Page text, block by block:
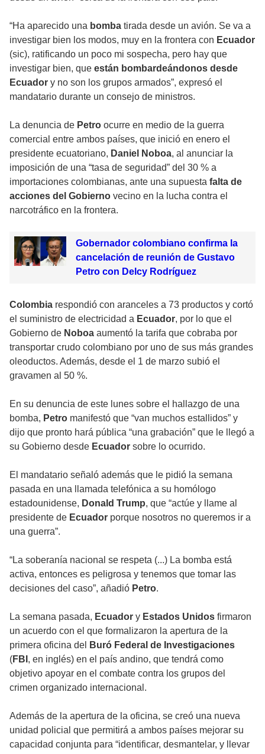
“Ha aparecido una bomba tirada desde un avión. Se va a
investigar bien los modos, muy en la frontera con Ecuador
(sic), ratificando un poco mi sospecha, pero hay que
investigar bien, que están bombardeándonos desde
Ecuador y no son los grupos armados”, expresó el
mandatario durante un consejo de ministros.
La denuncia de Petro ocurre en medio de la guerra
comercial entre ambos países, que inició en enero el
presidente ecuatoriano, Daniel Noboa, al anunciar la
imposición de una “tasa de seguridad” del 30 % a
importaciones colombianas, ante una supuesta falta de
acciones del Gobierno vecino en la lucha contra el
narcotráfico en la frontera.
Gobernador colombiano confirma la
cancelación de reunión de Gustavo
Petro con Delcy Rodríguez
Colombia respondió con aranceles a 73 productos y cortó
el suministro de electricidad a Ecuador, por lo que el
Gobierno de Noboa aumentó la tarifa que cobraba por
transportar crudo colombiano por uno de sus más grandes
oleoductos. Además, desde el 1 de marzo subió el
gravamen al 50 %.
En su denuncia de este lunes sobre el hallazgo de una
bomba, Petro manifestó que “van muchos estallidos” y
dijo que pronto hará pública “una grabación” que le llegó a
su Gobierno desde Ecuador sobre lo ocurrido.
El mandatario señaló además que le pidió la semana
pasada en una llamada telefónica a su homólogo
estadounidense, Donald Trump, que “actúe y llame al
presidente de Ecuador porque nosotros no queremos ir a
una guerra”.
“La soberanía nacional se respeta (...) La bomba está
activa, entonces es peligrosa y tenemos que tomar las
decisiones del caso”, añadió Petro.
La semana pasada, Ecuador y Estados Unidos firmaron
un acuerdo con el que formalizaron la apertura de la
primera oficina del
Buró Federal de Investigaciones
(FBI , en inglés) en el país andino, que tendrá como
objetivo apoyar en el combate contra los grupos del
crimen organizado internacional.
Además de la apertura de la oficina, se creó una nueva
unidad policial que permitirá a ambos países mejorar su
capacidad conjunta para “identificar, desmantelar, y llevar